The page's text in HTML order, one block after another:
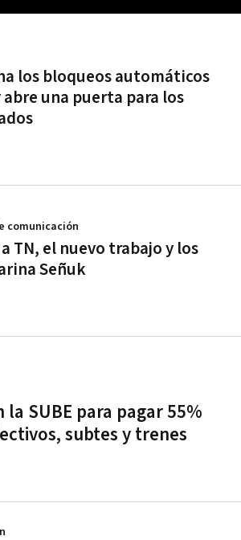
los bloqueos automáticos
abre una puerta para los
TN, el nuevo trabajo y los
Señuk
comunicación
SUBE para pagar 55%
subtes y trenes